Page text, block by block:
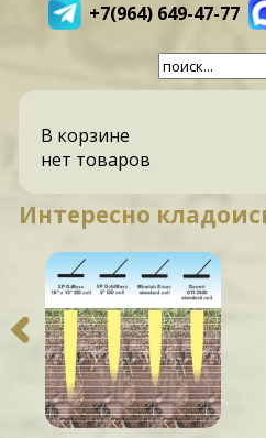
+7(964) 649-47-77
В корзине
нет товаров
Интересно